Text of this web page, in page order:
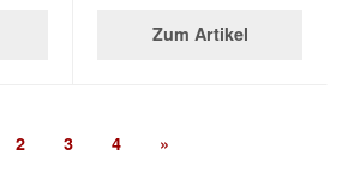
Zum Artikel
2 3 4 »